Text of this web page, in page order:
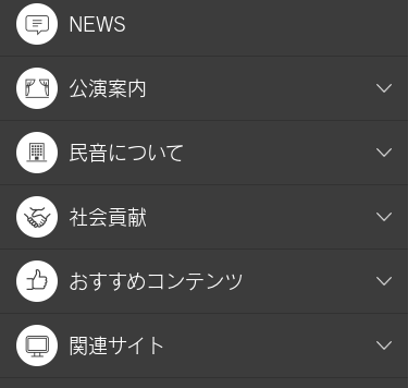
NEWS
公演案内
民音について
社会貢献
おすすめコンテンツ
関連サイト